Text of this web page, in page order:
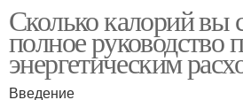
Сколько калорий вы
полное руководство
энергетическим
Введение